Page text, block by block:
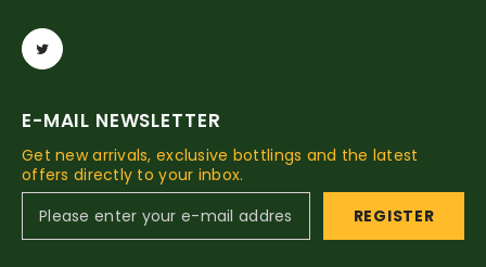
E-MAIL NEWSLETTER
Get new arrivals, exclusive bottlings and the latest
offers directly to your inbox.
REGISTER